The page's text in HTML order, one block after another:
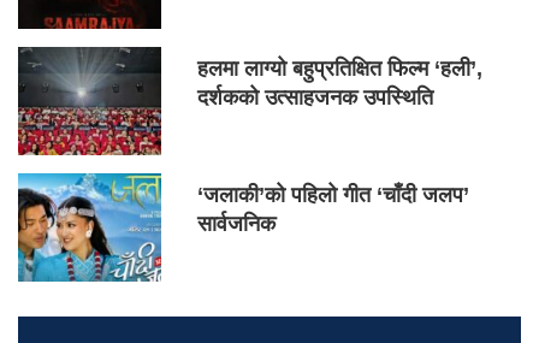
हलमा लाग्यो बहुप्रतिक्षित फिल्म ‘हली’,
दर्शकको उत्साहजनक उपस्थिति
‘जलाकी’को पहिलो गीत ‘चाँदी जलप’
सार्वजनिक